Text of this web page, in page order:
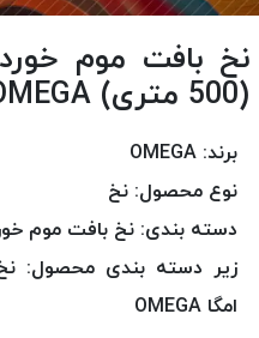
(500 متری) OMEGA
برند: OMEGA
نوع محصول: نخ
دسته بندی: نخ بافت موم
زیر دسته بندی محصول:
امگا OMEGA